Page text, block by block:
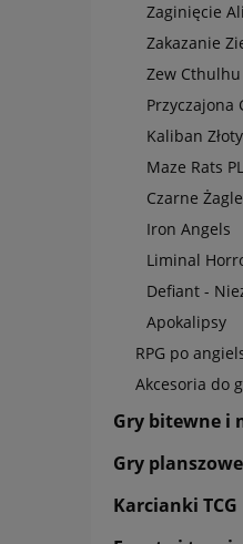
Zaginięcie
Zakazanie
Zew
Przyczajona
Kaliban
Maze Rats PL
Czarne Żagle
Iron Angels
Liminal
Defiant -
Apokalipsy
RPG po
Akcesoria do
Gry bitewne i
Gry
Karcianki TCG